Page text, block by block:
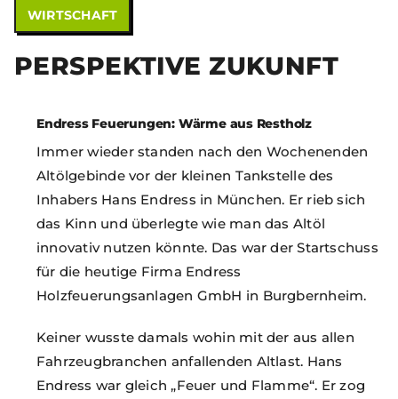
WIRTSCHAFT
PERSPEKTIVE ZUKUNFT
Endress Feuerungen: Wärme aus Restholz
Immer wieder standen nach den Wochenenden
Altölgebinde vor der kleinen Tankstelle des
Inhabers Hans Endress in München. Er rieb sich
das Kinn und überlegte wie man das Altöl
innovativ nutzen könnte. Das war der Startschuss
für die heutige Firma Endress
Holzfeuerungsanlagen GmbH in Burgbernheim.
Keiner wusste damals wohin mit der aus allen
Fahrzeugbranchen anfallenden Altlast. Hans
Endress war gleich „Feuer und Flamme“. Er zog